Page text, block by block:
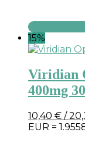
15%
Viridian
400mg
10,40 € /
EUR =